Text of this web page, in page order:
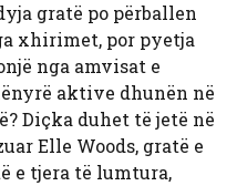
gratë po përballen
xhirimet, por pyetja
nga amvisat e
aktive dhunën në
Diçka duhet të jetë në
Elle Woods, gratë e
e tjera të lumtura,